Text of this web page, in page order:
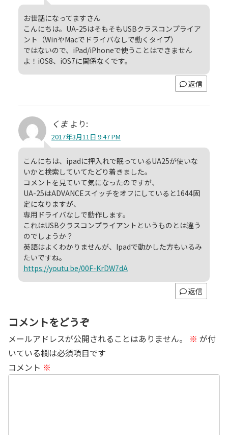
お世話になってますさん
こんにちは。UA-25はそもそもUSBクラスコンプライア
ント（WinやMacでドライバなしで動くタイプ）
ではないので、iPad/iPhoneで使うことはできません
よ！iOS8、iOS7に関係なくです。
返信
くま より:
2017年3月11日 9:47 PM
こんにちは、ipadに押入れで眠っているUA25が使いな
いかと検索していてたどり着きました。
コメントを見ていて気になったのですが、
UA-25はADVANCEスイッチをオフにしていると1644固
定になりますが、
専用ドライバなしで動作します。
これはUSBクラスコンプライアントというものとは違う
のでしょうか？
英語はよくわかりませんが、Ipadで動かした方もいるみ
たいですね。
https://youtu.be/00F-KrDW7dA
返信
コメントをどうぞ
メールアドレスが公開されることはありません。 ※ が付
いている欄は必須項目です
コメント ※